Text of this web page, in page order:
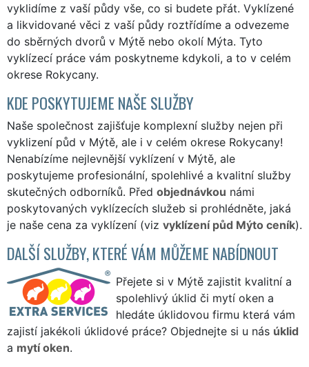
vyklidíme z vaší půdy vše, co si budete přát. Vyklízené
a likvidované věci z vaší půdy roztřídíme a odvezeme
do sběrných dvorů v Mýtě nebo okolí Mýta. Tyto
vyklízecí práce vám poskytneme kdykoli, a to v celém
okrese Rokycany.
KDE POSKYTUJEME NAŠE SLUŽBY
Naše společnost zajišťuje komplexní služby nejen při
vyklizení půd v Mýtě, ale i v celém okrese Rokycany!
Nenabízíme nejlevnější vyklízení v Mýtě, ale
poskytujeme profesionální, spolehlivé a kvalitní služby
skutečných odborníků. Před objednávkou námi
poskytovaných vyklízecích služeb si prohlédněte, jaká
je naše cena za vyklízení (viz vyklízení půd Mýto ceník).
DALŠÍ SLUŽBY, KTERÉ VÁM MŮŽEME NABÍDNOUT
Přejete si v Mýtě zajistit kvalitní a
spolehlivý úklid či mytí oken a
hledáte úklidovou firmu která vám
zajistí jakékoli úklidové práce? Objednejte si u nás úklid
a mytí oken.